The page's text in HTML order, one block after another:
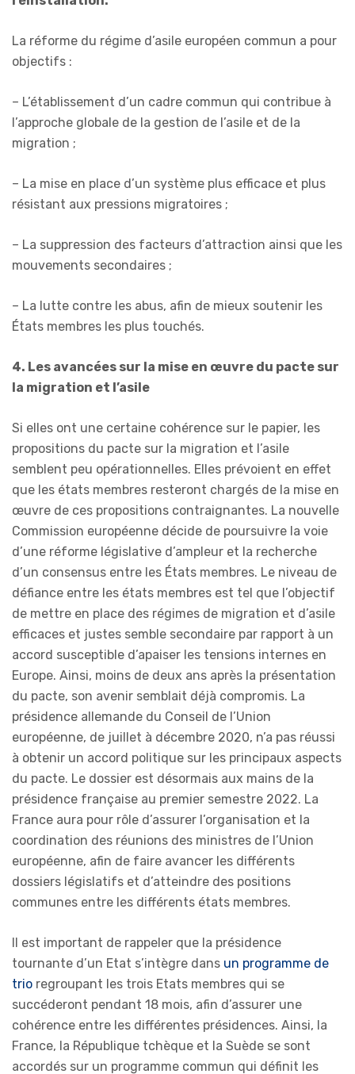
La réforme du régime d’asile européen commun a pour
objectifs :
– L’établissement d’un cadre commun qui contribue à
l’approche globale de la gestion de l’asile et de la
migration ;
– La mise en place d’un système plus efficace et plus
résistant aux pressions migratoires ;
– La suppression des facteurs d’attraction ainsi que les
mouvements secondaires ;
– La lutte contre les abus, afin de mieux soutenir les
États membres les plus touchés.
4. Les avancées sur la mise en œuvre du pacte sur
la migration et l’asile
Si elles ont une certaine cohérence sur le papier, les
propositions du pacte sur la migration et l’asile
semblent peu opérationnelles. Elles prévoient en effet
que les états membres resteront chargés de la mise en
œuvre de ces propositions contraignantes. La nouvelle
Commission européenne décide de poursuivre la voie
d’une réforme législative d’ampleur et la recherche
d’un consensus entre les États membres. Le niveau de
défiance entre les états membres est tel que l’objectif
de mettre en place des régimes de migration et d’asile
efficaces et justes semble secondaire par rapport à un
accord susceptible d’apaiser les tensions internes en
Europe. Ainsi, moins de deux ans après la présentation
du pacte, son avenir semblait déjà compromis. La
présidence allemande du Conseil de l’Union
européenne, de juillet à décembre 2020, n’a pas réussi
à obtenir un accord politique sur les principaux aspects
du pacte. Le dossier est désormais aux mains de la
présidence française au premier semestre 2022. La
France aura pour rôle d’assurer l’organisation et la
coordination des réunions des ministres de l’Union
européenne, afin de faire avancer les différents
dossiers législatifs et d’atteindre des positions
communes entre les différents états membres.
Il est important de rappeler que la présidence
tournante d’un Etat s’intègre dans un programme de
trio regroupant les trois Etats membres qui se
succéderont pendant 18 mois, afin d’assurer une
cohérence entre les différentes présidences. Ainsi, la
France, la République tchèque et la Suède se sont
accordés sur un programme commun qui définit les